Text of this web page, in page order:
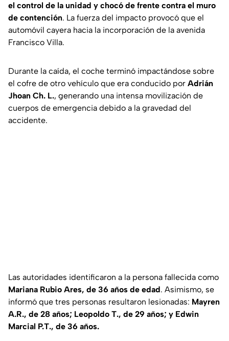
el control de la unidad y chocó de frente contra el muro
de contención. La fuerza del impacto provocó que el
automóvil cayera hacia la incorporación de la avenida
Francisco Villa.
Durante la caída, el coche terminó impactándose sobre
el cofre de otro vehículo que era conducido por Adrián
Jhoan Ch. L., generando una intensa movilización de
cuerpos de emergencia debido a la gravedad del
accidente.
Las autoridades identificaron a la persona fallecida como
Mariana Rubio Ares, de 36 años de edad. Asimismo, se
informó que tres personas resultaron lesionadas: Mayren
A.R., de 28 años; Leopoldo T., de 29 años; y Edwin
Marcial P.T., de 36 años.